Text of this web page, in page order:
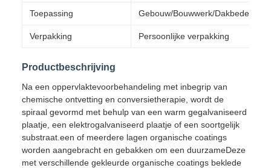
Toepassing Gebouw/Bouwwerk/
Verpakking Persoonlijke verpakking
Productbeschrijving
Na een oppervlaktevoorbehandeling met inbegrip van
chemische ontvetting en conversietherapie, wordt de
spiraal gevormd met behulp van een warm gegalvaniseerd
plaatje, een elektrogalvaniseerd plaatje of een soortgelijk
substraat.een of meerdere lagen organische coatings
worden aangebracht en gebakken om een duurzameDeze
met verschillende gekleurde organische coatings beklede